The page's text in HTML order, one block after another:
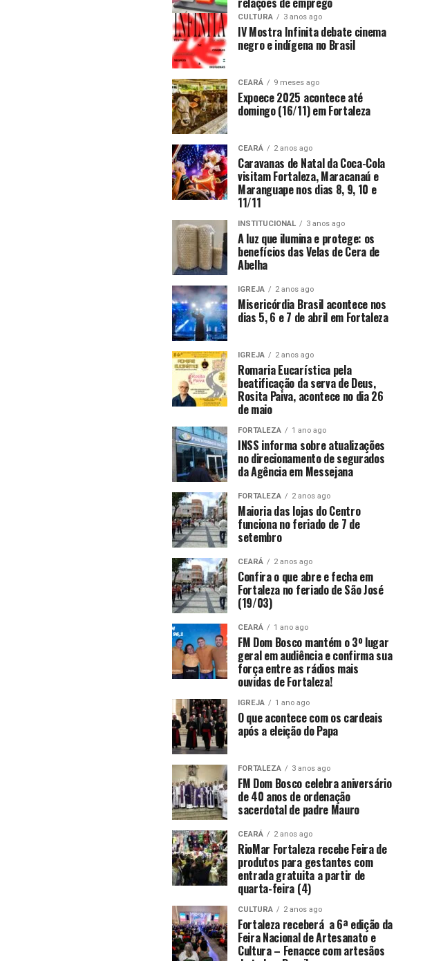
CULTURA 3 anos ago
IV Mostra Infinita debate cinema
negro e indígena no Brasil
CEARÁ 9 meses ago
Expoece 2025 acontece até
domingo (16/11) em Fortaleza
CEARÁ 2 anos ago
Caravanas de Natal da Coca-Cola
visitam Fortaleza, Maracanaú e
Maranguape nos dias 8, 9, 10 e
11/11
INSTITUCIONAL 3 anos ago
A luz que ilumina e protege: os
benefícios das Velas de Cera de
Abelha
IGREJA 2 anos ago
Misericórdia Brasil acontece nos
dias 5, 6 e 7 de abril em Fortaleza
IGREJA 2 anos ago
Romaria Eucarística pela
beatificação da serva de Deus,
Rosita Paiva, acontece no dia 26
de maio
FORTALEZA 1 ano ago
INSS informa sobre atualizações
no direcionamento de segurados
da Agência em Messejana
FORTALEZA 2 anos ago
Maioria das lojas do Centro
funciona no feriado de 7 de
setembro
CEARÁ 2 anos ago
Confira o que abre e fecha em
Fortaleza no feriado de São José
(19/03)
CEARÁ 1 ano ago
FM Dom Bosco mantém o 3º lugar
geral em audiência e confirma sua
força entre as rádios mais
ouvidas de Fortaleza!
IGREJA 1 ano ago
O que acontece com os cardeais
após a eleição do Papa
FORTALEZA 3 anos ago
FM Dom Bosco celebra aniversário
de 40 anos de ordenação
sacerdotal de padre Mauro
CEARÁ 2 anos ago
RioMar Fortaleza recebe Feira de
produtos para gestantes com
entrada gratuita a partir de
quarta-feira (4)
CULTURA 2 anos ago
Fortaleza receberá a 6ª edição da
Feira Nacional de Artesanato e
Cultura – Fenacce com artesãos